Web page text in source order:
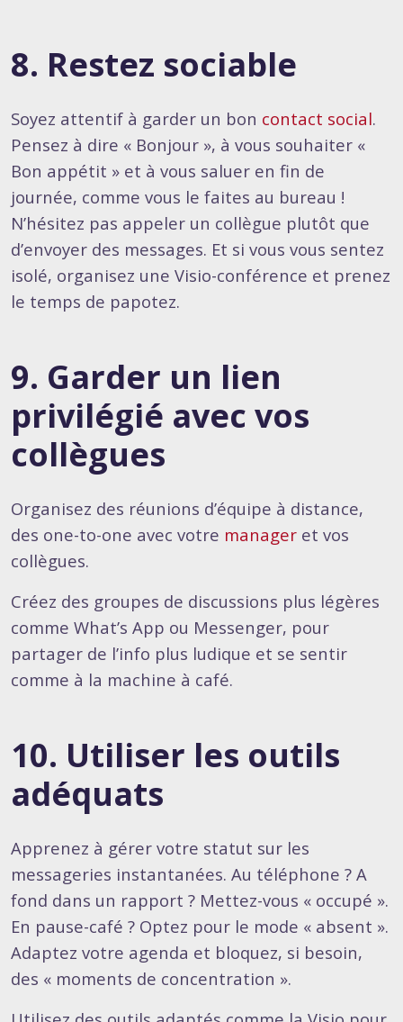
8. Restez sociable
Soyez attentif à garder un bon contact social.
Pensez à dire « Bonjour », à vous souhaiter «
Bon appétit » et à vous saluer en fin de
journée, comme vous le faites au bureau !
N’hésitez pas appeler un collègue plutôt que
d’envoyer des messages. Et si vous vous sentez
isolé, organisez une Visio-conférence et prenez
le temps de papotez.
9. Garder un lien
privilégié avec vos
collègues
Organisez des réunions d’équipe à distance,
des one-to-one avec votre manager et vos
collègues.
Créez des groupes de discussions plus légères
comme What’s App ou Messenger, pour
partager de l’info plus ludique et se sentir
comme à la machine à café.
10. Utiliser les outils
adéquats
Apprenez à gérer votre statut sur les
messageries instantanées. Au téléphone ? A
fond dans un rapport ? Mettez-vous « occupé ».
En pause-café ? Optez pour le mode « absent ».
Adaptez votre agenda et bloquez, si besoin,
des « moments de concentration ».